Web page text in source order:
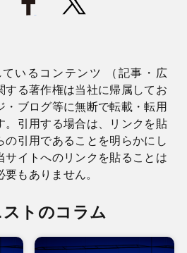
いるコンテンツ （記事・広
する著作権は当社に帰属してお
・ブログ等に無断で転載・転用
。引用する場合は、リンクを貼
の引用であることを明らかにし
サイトへのリンクを貼ることは
もありません。
トのコラム